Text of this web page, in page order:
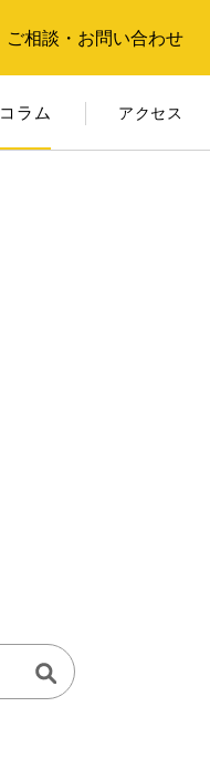
ご相談・お問い合わせ
コラム アクセス